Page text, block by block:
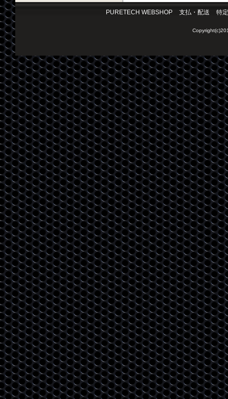
PURETECH WEBSHOP 支払・配送 特